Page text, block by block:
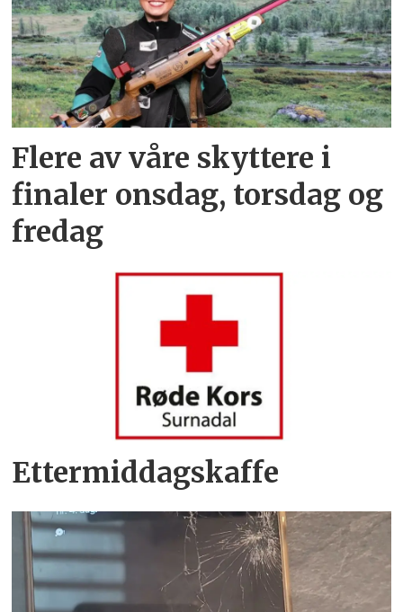
Flere av våre skyttere i
finaler onsdag, torsdag og
fredag
Ettermiddagskaffe